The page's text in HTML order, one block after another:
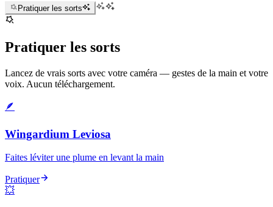
Pratiquer les sorts
Pratiquer les sorts
Lancez de vrais sorts avec votre caméra — gestes de la main et votre
voix. Aucun téléchargement.
🪶
Wingardium Leviosa
Faites léviter une plume en levant la main
Pratiquer
💥